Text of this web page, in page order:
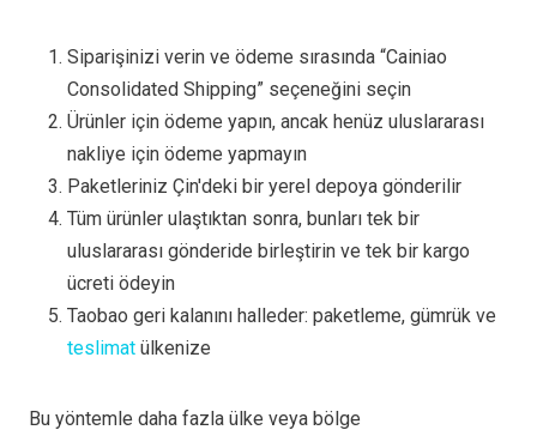
Siparişinizi verin ve ödeme sırasında “Cainiao
Consolidated Shipping” seçeneğini seçin
Ürünler için ödeme yapın, ancak henüz uluslararası
nakliye için ödeme yapmayın
Paketleriniz Çin'deki bir yerel depoya gönderilir
Tüm ürünler ulaştıktan sonra, bunları tek bir
uluslararası gönderide birleştirin ve tek bir kargo
ücreti ödeyin
Taobao geri kalanını halleder: paketleme, gümrük ve
teslimat ülkenize
Bu yöntemle daha fazla ülke veya bölge